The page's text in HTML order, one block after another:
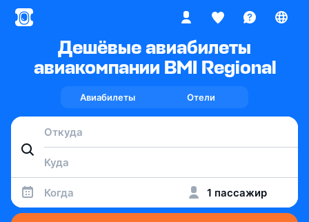
Дешёвые авиабилеты
авиакомпании BMI Regional
Авиабилеты Отели
Когда 1 пассажир